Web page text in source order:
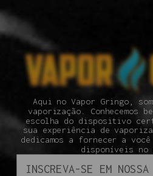
Aqui no Vapor Gringo,
vaporização. Conhecemos
escolha do dispositivo
sua experiência de
dedicamos a fornecer a
disponíveis no